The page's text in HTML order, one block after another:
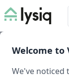
Welcome to
We've noticed
Lysiq
Hem/Belysning